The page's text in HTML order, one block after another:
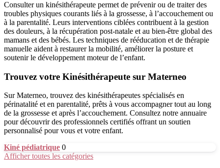
Consulter un kinésithérapeute permet de prévenir ou de traiter des
troubles physiques courants liés à la grossesse, à l’accouchement ou
à la parentalité. Leurs interventions ciblées contribuent à la gestion
des douleurs, à la récupération post-natale et au bien-être global des
mamans et des bébés. Les techniques de rééducation et de thérapie
manuelle aident à restaurer la mobilité, améliorer la posture et
soutenir le développement moteur de l’enfant.
Trouvez votre Kinésithérapeute sur Materneo
Sur Materneo, trouvez des kinésithérapeutes spécialisés en
périnatalité et en parentalité, prêts à vous accompagner tout au long
de la grossesse et après l’accouchement. Consultez notre annuaire
pour découvrir des professionnels certifiés offrant un soutien
personnalisé pour vous et votre enfant.
Kiné pédiatrique 0
Afficher toutes les catégories